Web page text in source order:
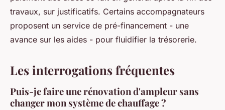
travaux, sur justificatifs. Certains accompagnateurs
proposent un service de pré-financement - une
avance sur les aides - pour fluidifier la trésorerie.
Les interrogations fréquentes
Puis-je faire une rénovation d'ampleur sans
changer mon système de chauffage ?